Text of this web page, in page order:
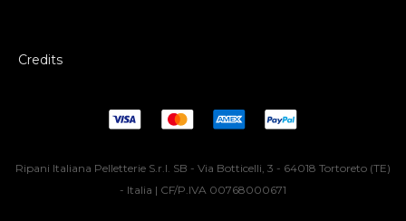
Credits
Ripani Italiana Pelletterie S.r.l. SB - Via Botticelli, 3 - 64018 Tortoreto (TE)
- Italia | CF/P.IVA 00768000671